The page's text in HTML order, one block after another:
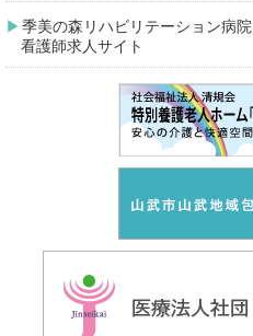
季美の森リハビリテーション病院
看護師求人サイト